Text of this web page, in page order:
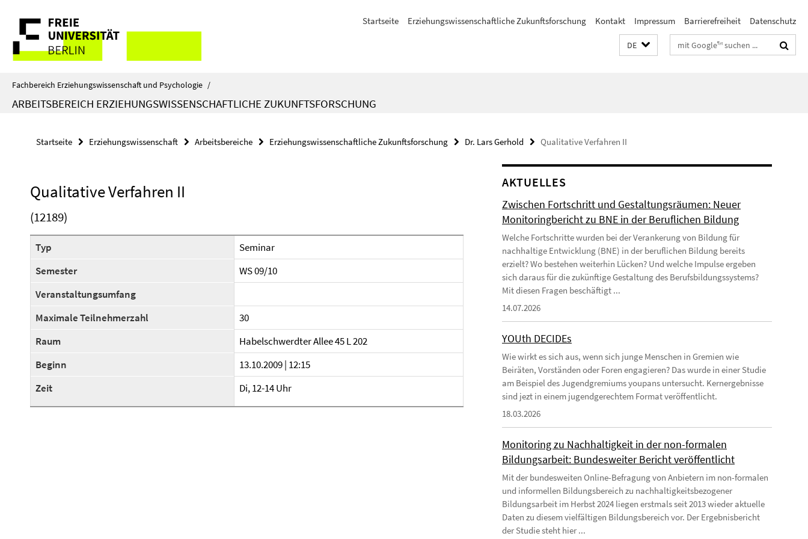
direkt
Inhalt
Service-
Navigation
Startseite Erziehungswissenschaftliche Zukunftsforschung Kontakt Impressum Barrierefreiheit Datenschutz
DE Suchbegriffe
Fachbereich Erziehungswissenschaft und Psychologie /
ARBEITSBEREICH ERZIEHUNGSWISSENSCHAFTLICHE ZUKUNFTSFORSCHUNG
Startseite Erziehungswissenschaft Arbeitsbereiche Erziehungswissenschaftliche Zukunftsforschung Dr. Lars Gerhold Qualitative Verfahren II
Qualitative Verfahren II
(12189)
Typ
Seminar
Semester
WS 09/10
Veranstaltungsumfang
Maximale Teilnehmerzahl
30
Raum
Habelschwerdter Allee 45 L 202
Beginn
13.10.2009 | 12:15
Zeit
Di, 12-14 Uhr
AKTUELLES
Zwischen Fortschritt und Gestaltungsräumen: Neuer
Monitoringbericht zu BNE in der Beruflichen Bildung
Welche Fortschritte wurden bei der Verankerung von Bildung für
nachhaltige Entwicklung (BNE) in der beruflichen Bildung bereits
erzielt? Wo bestehen weiterhin Lücken? Und welche Impulse ergeben
sich daraus für die zukünftige Gestaltung des Berufsbildungssystems?
Mit diesen Fragen beschäftigt ...
14.07.2026
YOUth DECIDEs
Wie wirkt es sich aus, wenn sich junge Menschen in Gremien wie
Beiräten, Vorständen oder Foren engagieren? Das wurde in einer Studie
am Beispiel des Jugendgremiums youpans untersucht. Kernergebnisse
sind jezt in einem jugendgerechtem Format veröffentlicht.
18.03.2026
Monitoring zu Nachhaltigkeit in der non-formalen
Bildungsarbeit: Bundesweiter Bericht veröffentlicht
Mit der bundesweiten Online-Befragung von Anbietern im non-formalen
und informellen Bildungsbereich zu nachhaltigkeitsbezogener
Bildungsarbeit im Herbst 2024 liegen erstmals seit 2013 wieder aktuelle
Daten zu diesem vielfältigen Bildungsbereich vor. Der Ergebnisbericht
der Studie steht hier ...